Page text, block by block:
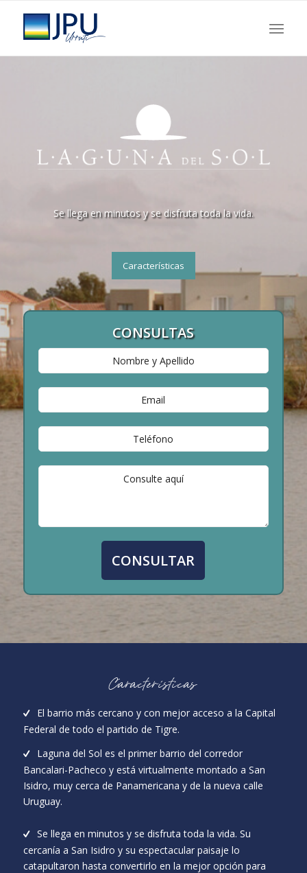
Se llega en minutos y se disfruta toda la vida.
Características
CONSULTAS
Características
El barrio más cercano y con mejor acceso a la Capital
Federal de todo el partido de Tigre.
Laguna del Sol es el primer barrio del corredor
Bancalari-Pacheco y está virtualmente montado a San
Isidro, muy cerca de Panamericana y de la nueva calle
Uruguay.
Se llega en minutos y se disfruta toda la vida. Su
cercanía a San Isidro y su espectacular paisaje lo
catapultaron hasta convertirlo en la mejor opción para